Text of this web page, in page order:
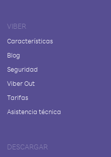
VIBER
Características
Blog
Seguridad
Viber Out
Tarifas
Asistencia técnica
DESCARGAR